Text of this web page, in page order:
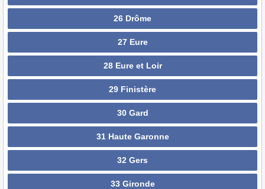
26 Drôme
27 Eure
28 Eure et Loir
29 Finistère
30 Gard
31 Haute Garonne
32 Gers
33 Gironde